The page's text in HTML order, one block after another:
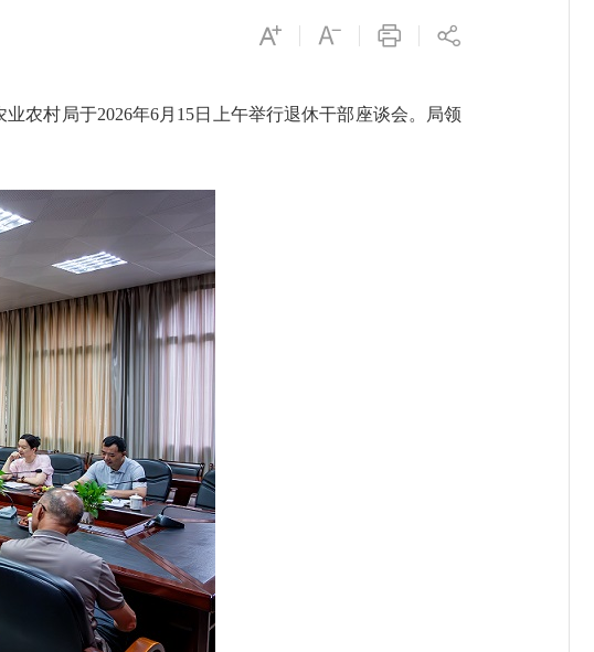
村局于2026年6月15日上午举行退休干部座谈会。局领